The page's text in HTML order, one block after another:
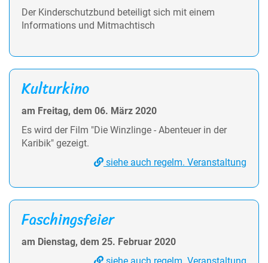
Der Kinderschutzbund beteiligt sich mit einem
Informations und Mitmachtisch
Kulturkino
am Freitag, dem 06. März 2020
Es wird der Film "Die Winzlinge - Abenteuer in der
Karibik" gezeigt.
siehe auch regelm. Veranstaltung
Faschingsfeier
am Dienstag, dem 25. Februar 2020